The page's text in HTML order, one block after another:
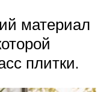
материал
плитки.